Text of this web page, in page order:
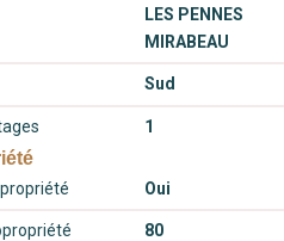
LES PENNES
MIRABEAU
Sud
1
Oui
80